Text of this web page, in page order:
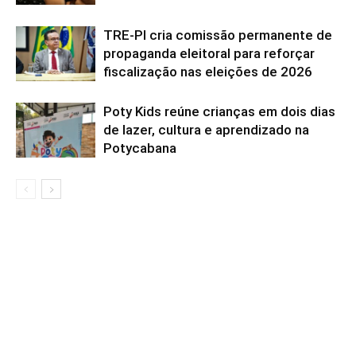
TRE-PI cria comissão permanente de
propaganda eleitoral para reforçar
fiscalização nas eleições de 2026
Poty Kids reúne crianças em dois dias
de lazer, cultura e aprendizado na
Potycabana